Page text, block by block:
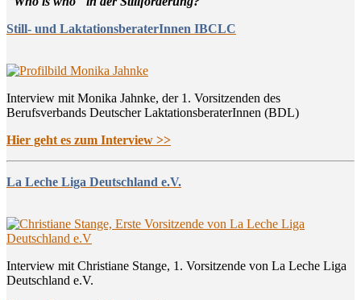
Still- und LaktationsberaterInnen IBCLC
Interview mit Monika Jahnke, der 1. Vorsitzenden des
Berufsverbands Deutscher LaktationsberaterInnen (BDL)
Hier geht es zum Interview >>
La Leche Liga Deutschland e.V.
Interview mit Christiane Stange, 1. Vorsitzende von La Leche Liga
Deutschland e.V.